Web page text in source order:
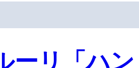
ーリ「ハ